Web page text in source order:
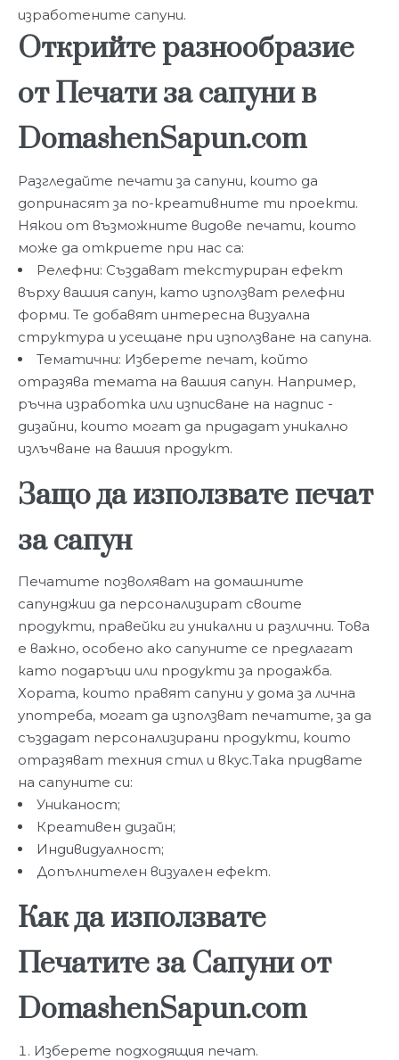
изработените сапуни.
Открийте разнообразие
от Печати за сапуни в
DomashenSapun.com
Разгледайте печати за сапуни, които да
допринасят за по-креативните ти проекти.
Някои от възможните видове печати, които
може да откриете при нас са:
Релефни: Създават текстуриран ефект
върху вашия сапун, като използват релефни
форми. Те добавят интересна визуална
структура и усещане при използване на сапуна.
Тематични: Изберете печат, който
отразява темата на вашия сапун. Например,
ръчна изработка или изписване на надпис -
дизайни, които могат да придадат уникално
излъчване на вашия продукт.
Защо да използвате печат
за сапун
Печатите позволяват на домашните
сапунджии да персонализират своите
продукти, правейки ги уникални и различни. Това
е важно, особено ако сапуните се предлагат
като подаръци или продукти за продажба.
Хората, които правят сапуни у дома за лична
употреба, могат да използват печатите, за да
създадат персонализирани продукти, които
отразяват техния стил и вкус.Така придвате
на сапуните си:
Униканост;
Креативен дизайн;
Индивидуалност;
Допълнителен визуален ефект.
Как да използвате
Печатите за Сапуни от
DomashenSapun.com
Изберете подходящия печат.